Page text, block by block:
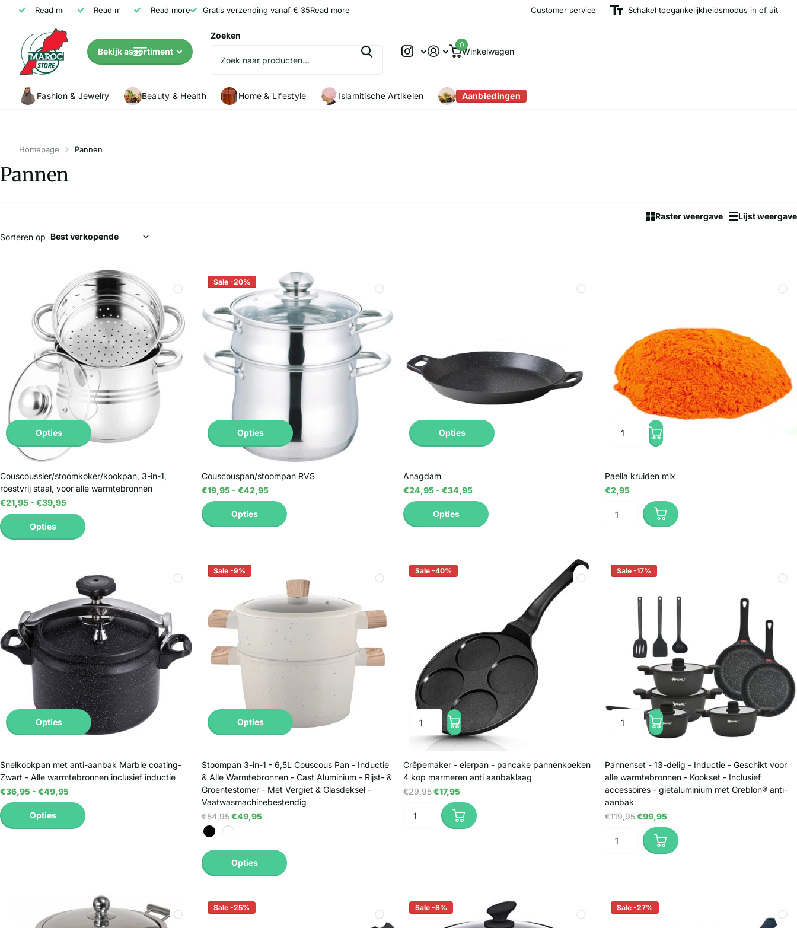
Gratis verzending vanaf € 35
Read more Niet tevreden? Geld terug
Read more Klanten (5147) geven Marocstore een 9.2 /10
Read more 9.2
Gratis verzending vanaf € 35Read more Customer service Schakel toegankelijkheidsmodus in of uit
Bekijk assortiment
Zoeken
Winkelwagen
0
Fashion & Jewelry Beauty & Health Home & Lifestyle Islamitische Artikelen Aanbiedingen
Homepage Pannen
Pannen
Raster weergave Lijst weergave
Sorteren op
Opties
Couscoussier/stoomkoker/kookpan, 3-in-1,
roestvrij staal, voor alle warmtebronnen
€21,95 - €39,95
Opties
Sale -20%
Opties
Couscouspan/stoompan RVS
€19,95 - €42,95
Opties
Opties
Anagdam
€24,95 - €34,95
Opties
Paella kruiden mix
€2,95
Opties
Snelkookpan met anti-aanbak Marble coating-
Zwart - Alle warmtebronnen inclusief inductie
€36,95 - €49,95
Opties
Sale -9%
Opties
Stoompan 3-in-1 - 6,5L Couscous Pan - Inductie
& Alle Warmtebronnen - Cast Aluminium - Rijst- &
Groentestomer - Met Vergiet & Glasdeksel -
Vaatwasmachinebestendig
€54,95€49,95
Opties
Sale -40%
Crêpemaker - eierpan - pancake pannenkoeken
4 kop marmeren anti aanbaklaag
€29,95€17,95
Sale -17%
Pannenset - 13-delig - Inductie - Geschikt voor
alle warmtebronnen - Kookset - Inclusief
accessoires - gietaluminium met Greblon® anti-
aanbak
€119,95€99,95
Sale -25% Sale -8% Sale -27%